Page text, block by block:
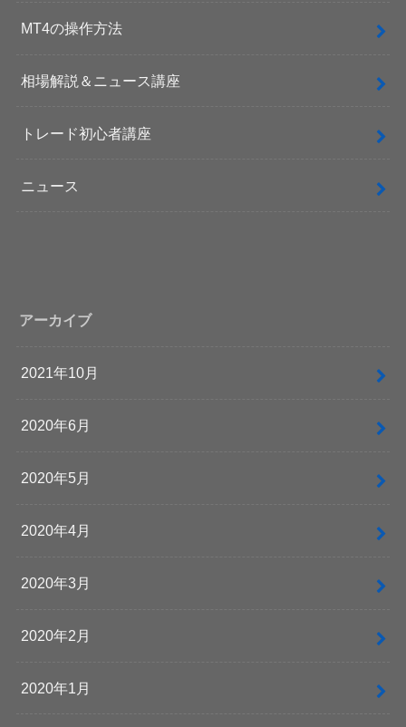
MT4の操作方法
相場解説＆ニュース講座
トレード初心者講座
ニュース
アーカイブ
2021年10月
2020年6月
2020年5月
2020年4月
2020年3月
2020年2月
2020年1月